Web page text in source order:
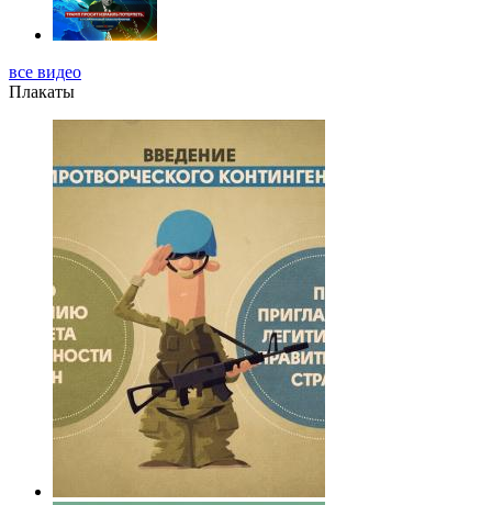
все видео
Плакаты